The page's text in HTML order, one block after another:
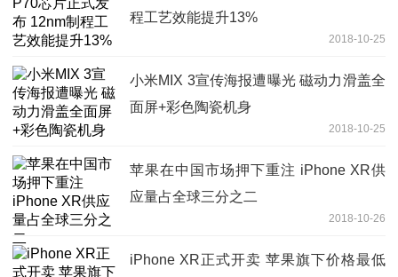
程工艺效能提升13%
2018-10-25
小米MIX 3宣传海报遭曝光 磁动力滑盖全
面屏+彩色陶瓷机身
2018-10-25
苹果在中国市场押下重注 iPhone XR供
应量占全球三分之二
2018-10-26
iPhone XR正式开卖 苹果旗下价格最低